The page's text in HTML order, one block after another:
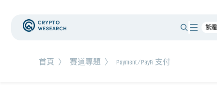
首頁 〉 賽道專題 〉 Payment/PayFi 支付